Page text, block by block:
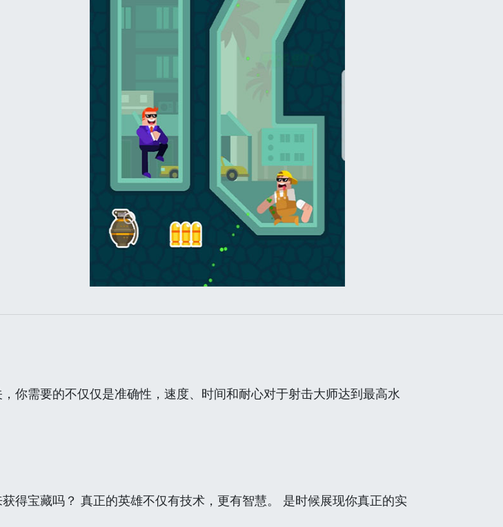
你需要的不仅仅是准确性，速度、时间和耐心对于射击大师达到最高水
得宝藏吗？ 真正的英雄不仅有技术，更有智慧。 是时候展现你真正的实